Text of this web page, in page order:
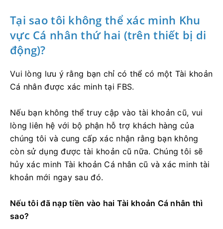
Tại sao tôi không thể xác minh Khu
vực Cá nhân thứ hai (trên thiết bị di
động)?
Vui lòng lưu ý rằng bạn chỉ có thể có một Tài khoản
Cá nhân được xác minh tại FBS.
Nếu bạn không thể truy cập vào tài khoản cũ, vui
lòng liên hệ với bộ phận hỗ trợ khách hàng của
chúng tôi và cung cấp xác nhận rằng bạn không
còn sử dụng được tài khoản cũ nữa. Chúng tôi sẽ
hủy xác minh Tài khoản Cá nhân cũ và xác minh tài
khoản mới ngay sau đó.
Nếu tôi đã nạp tiền vào hai Tài khoản Cá nhân thì
sao?